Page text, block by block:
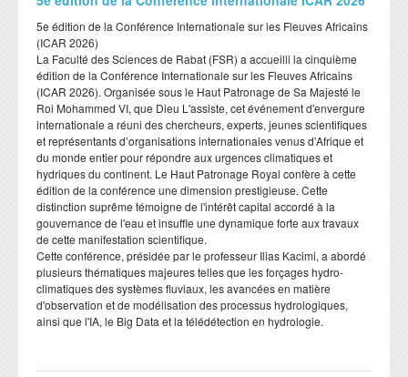
​5e édition de la Conférence Internationale sur les Fleuves Africains
(ICAR 2026)
​La Faculté des Sciences de Rabat (FSR) a accueilli la cinquième
édition de la Conférence Internationale sur les Fleuves Africains
(ICAR 2026). Organisée sous le Haut Patronage de Sa Majesté le
Roi Mohammed VI, que Dieu L'assiste, cet événement d'envergure
internationale a réuni des chercheurs, experts, jeunes scientifiques
et représentants d’organisations internationales venus d’Afrique et
du monde entier pour répondre aux urgences climatiques et
hydriques du continent. Le Haut Patronage Royal confère à cette
édition de la conférence une dimension prestigieuse. Cette
distinction suprême témoigne de l'intérêt capital accordé à la
gouvernance de l'eau et insuffle une dynamique forte aux travaux
de cette manifestation scientifique.
​Cette conférence, présidée par le professeur Ilias Kacimi, a abordé
plusieurs thématiques majeures telles que les forçages hydro-
climatiques des systèmes fluviaux, les avancées en matière
d'observation et de modélisation des processus hydrologiques,
ainsi que l'IA, le Big Data et la télédétection en hydrologie.